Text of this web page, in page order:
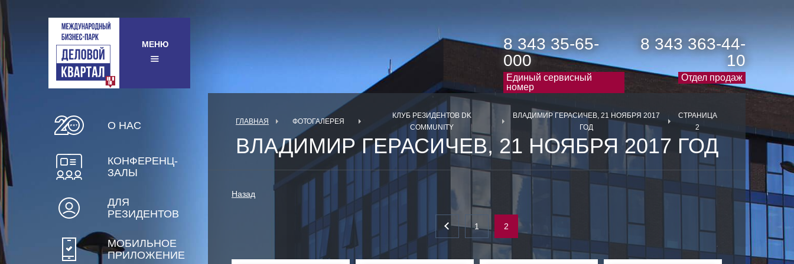
МЕНЮ
8 343 35-65-
000
Единый сервисный
номер
8 343 363-44-
10
Отдел продаж
О НАС
КОНФЕРЕНЦ-
ЗАЛЫ
ДЛЯ
РЕЗИДЕНТОВ
МОБИЛЬНОЕ
ПРИЛОЖЕНИЕ
ГЛАВНАЯ ФОТОГАЛЕРЕЯ
КЛУБ РЕЗИДЕНТОВ DK
COMMUNITY
ВЛАДИМИР ГЕРАСИЧЕВ, 21 НОЯБРЯ 2017
ГОД
СТРАНИЦА
2
ВЛАДИМИР ГЕРАСИЧЕВ, 21 НОЯБРЯ 2017 ГОД
Назад
1 2